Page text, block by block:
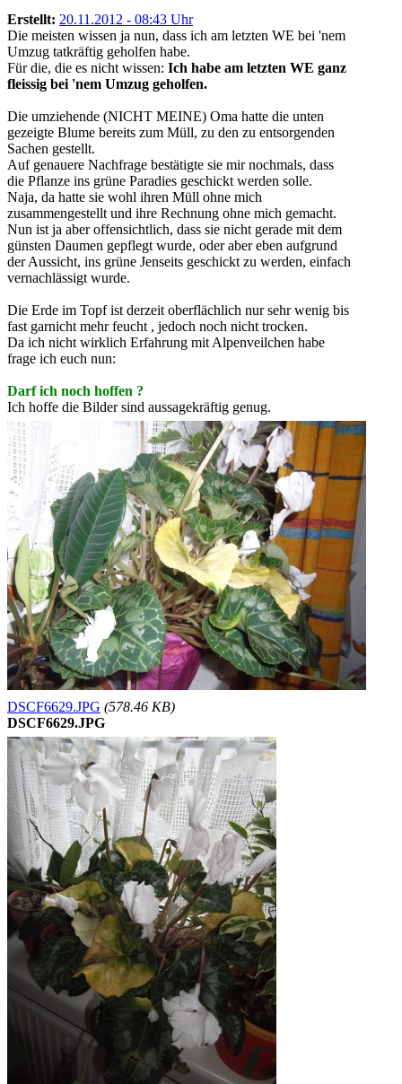
Erstellt: 20.11.2012 - 08:43 Uhr
Die meisten wissen ja nun, dass ich am letzten WE bei 'nem
Umzug tatkräftig geholfen habe.
Für die, die es nicht wissen: Ich habe am letzten WE ganz
fleissig bei 'nem Umzug geholfen.
Die umziehende (NICHT MEINE) Oma hatte die unten
gezeigte Blume bereits zum Müll, zu den zu entsorgenden
Sachen gestellt.
Auf genauere Nachfrage bestätigte sie mir nochmals, dass
die Pflanze ins grüne Paradies geschickt werden solle.
Naja, da hatte sie wohl ihren Müll ohne mich
zusammengestellt und ihre Rechnung ohne mich gemacht.
Nun ist ja aber offensichtlich, dass sie nicht gerade mit dem
günsten Daumen gepflegt wurde, oder aber eben aufgrund
der Aussicht, ins grüne Jenseits geschickt zu werden, einfach
vernachlässigt wurde.
Die Erde im Topf ist derzeit oberflächlich nur sehr wenig bis
fast garnicht mehr feucht , jedoch noch nicht trocken.
Da ich nicht wirklich Erfahrung mit Alpenveilchen habe
frage ich euch nun:
Darf ich noch hoffen ?
Ich hoffe die Bilder sind aussagekräftig genug.
DSCF6629.JPG (578.46 KB)
DSCF6629.JPG